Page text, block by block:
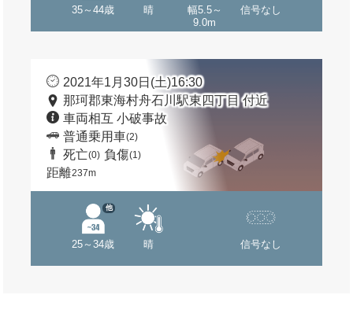
35～44歳 晴
幅5.5～
9.0m
信号なし
2021年1月30日(土)16:30
那珂郡東海村舟石川駅東四丁目 付近
車両相互 小破事故
普通乗用車(2)
死亡(0) 負傷(1)
距離237m
25～34歳
他
晴 信号なし